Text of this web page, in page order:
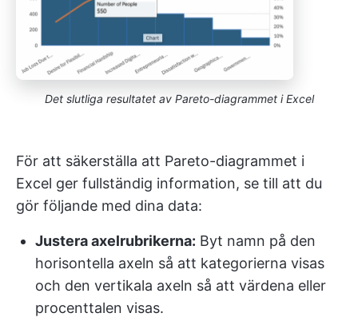
Det slutliga resultatet av Pareto-diagrammet i Excel
För att säkerställa att Pareto-diagrammet i
Excel ger fullständig information, se till att du
gör följande med dina data:
Justera axelrubrikerna: Byt namn på den
horisontella axeln så att kategorierna visas
och den vertikala axeln så att värdena eller
procenttalen visas.